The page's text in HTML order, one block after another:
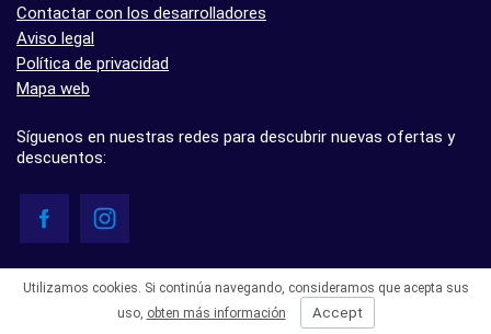
Contactar con los desarrolladores
Aviso legal
Política de privacidad
Mapa web
Síguenos en nuestras redes para descubrir nuevas ofertas y
descuentos:
- 5.0 basado en 7 opiniones
Utilizamos cookies. Si continúa navegando, consideramos que acepta sus
uso, obten más información Accept